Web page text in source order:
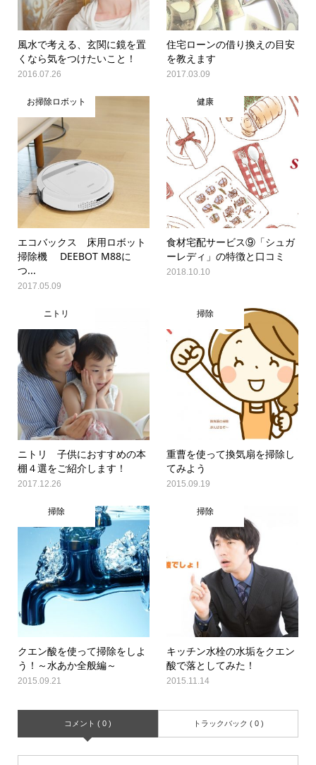
風水で考える、玄関に鏡を置
くなら気をつけたいこと！
2016.07.26
住宅ローンの借り換えの目安
を教えます
2017.03.09
お掃除ロボット
エコバックス 床用ロボット
掃除機 DEEBOT M88に
つ...
2017.05.09
健康
食材宅配サービス⑨「シュガ
ーレディ」の特徴と口コミ
2018.10.10
ニトリ
ニトリ 子供におすすめの本
棚４選をご紹介します！
2017.12.26
掃除
重曹を使って換気扇を掃除し
てみよう
2015.09.19
掃除
クエン酸を使って掃除をしよ
う！～水あか全般編～
2015.09.21
掃除
キッチン水栓の水垢をクエン
酸で落としてみた！
2015.11.14
コメント ( 0 ) トラックバック ( 0 )